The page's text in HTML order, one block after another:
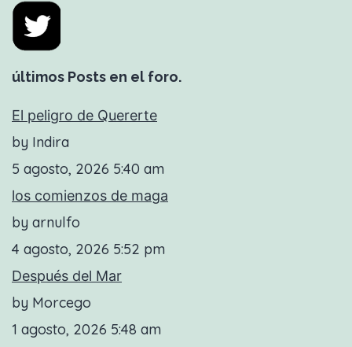
últimos Posts en el foro.
El peligro de Quererte
by Indira
5 agosto, 2026 5:40 am
los comienzos de maga
by arnulfo
4 agosto, 2026 5:52 pm
Después del Mar
by Morcego
1 agosto, 2026 5:48 am